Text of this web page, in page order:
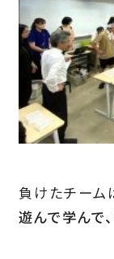
負けたチーム
遊んで学んで